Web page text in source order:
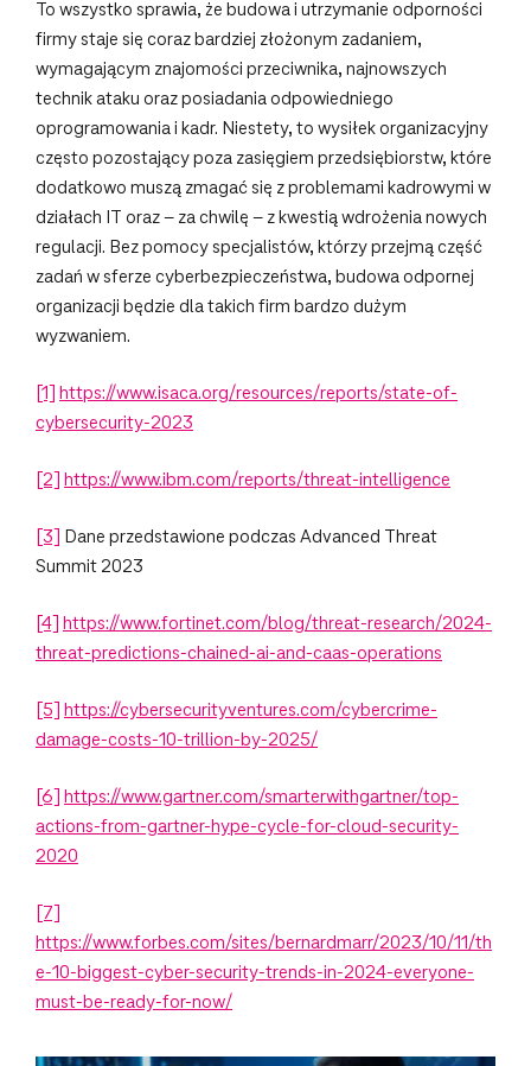
To wszystko sprawia, że budowa i utrzymanie odporności
firmy staje się coraz bardziej złożonym zadaniem,
wymagającym znajomości przeciwnika, najnowszych
technik ataku oraz posiadania odpowiedniego
oprogramowania i kadr. Niestety, to wysiłek organizacyjny
często pozostający poza zasięgiem przedsiębiorstw, które
dodatkowo muszą zmagać się z problemami kadrowymi w
działach IT oraz – za chwilę – z kwestią wdrożenia nowych
regulacji. Bez pomocy specjalistów, którzy przejmą część
zadań w sferze cyberbezpieczeństwa, budowa odpornej
organizacji będzie dla takich firm bardzo dużym
wyzwaniem.
[1]
https://www.isaca.org/resources/reports/state-of-
cybersecurity-2023
[2] https://www.ibm.com/reports/threat-intelligence
[3]
Dane przedstawione podczas Advanced Threat
Summit 2023
[4]
https://www.fortinet.com/blog/threat-research/2024-
threat-predictions-chained-ai-and-caas-operations
[5]
https://cybersecurityventures.com/cybercrime-
damage-costs-10-trillion-by-2025/
[6]
https://www.gartner.com/smarterwithgartner/top-
actions-from-gartner-hype-cycle-for-cloud-security-
2020
[7]
https://www.forbes.com/sites/bernardmarr/2023/10/11/th
e-10-biggest-cyber-security-trends-in-2024-everyone-
must-be-ready-for-now/